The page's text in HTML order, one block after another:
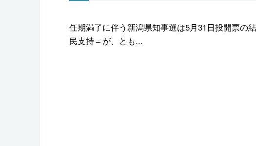
任期満了に伴う新潟県知事選は5月31日投開票の
民支持＝が、とも...